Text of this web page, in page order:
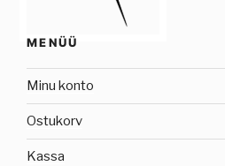
MENÜÜ
Minu konto
Ostukorv
Kassa